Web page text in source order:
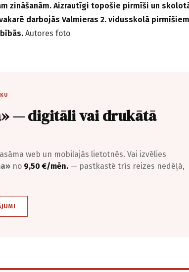
zināšanām. Aizrautīgi topošie pirmīši un
darbojās Valmieras 2. vidusskolā pirmīšiem
Autores foto
— digitāli vai drukātā
web un mobilajās lietotnēs. Vai izvēlies
no 9,50 €/mēn. — pastkastē trīs reizes nedēļā,